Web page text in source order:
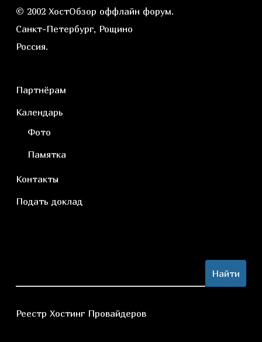
© 2002 ХостОбзор оффлайн форум.
Санкт-Петербург, Рощино
Россия.
Партнёрам
Календарь
Фото
Памятка
Контакты
Подать доклад
Найти
Реестр Хостинг Провайдеров